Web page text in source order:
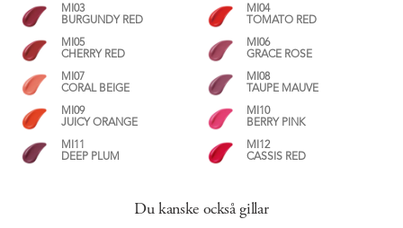
MI03
BURGUNDY RED
MI04
TOMATO RED
MI05
CHERRY RED
MI06
GRACE ROSE
MI07
CORAL BEIGE
MI08
TAUPE MAUVE
MI09
JUICY ORANGE
MI10
BERRY PINK
MI11
DEEP PLUM
MI12
CASSIS RED
Du kanske också gillar